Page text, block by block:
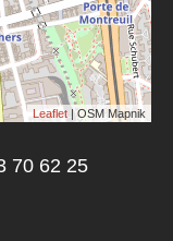
Leaflet | OSM Mapnik
70 62 25